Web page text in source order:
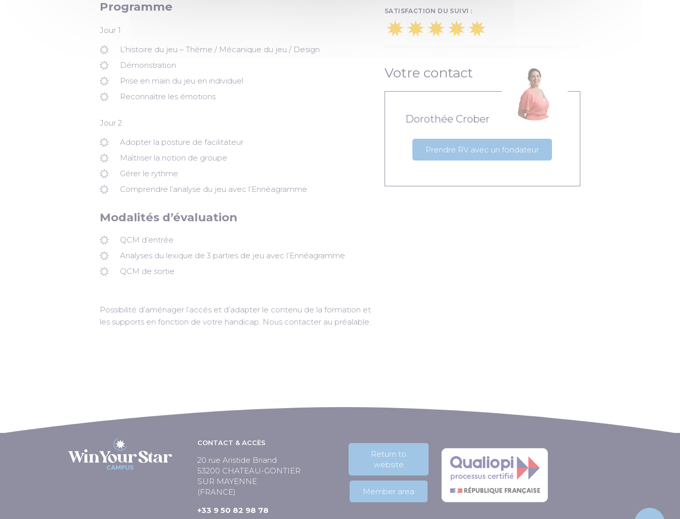
Programme
Jour 1
L’histoire du jeu – Thème / Mécanique du jeu / Design
Démonstration
Prise en main du jeu en individuel
Reconnaître les émotions
Jour 2
Adopter la posture de facilitateur
Maîtriser la notion de groupe
Gérer le rythme
Comprendre l’analyse du jeu avec l’Ennéagramme
Modalités d’évaluation
QCM d’entrée
Analyses du lexique de 3 parties de jeu avec l’Ennéagramme
QCM de sortie
Possibilité d’aménager l’accès et d’adapter le contenu de la formation et
les supports en fonction de votre handicap. Nous contacter au préalable.
SATISFACTION DU SUIVI :
Votre contact
Dorothée Crober
Prendre RV avec un fondateur
CONTACT & ACCÈS
20 rue Aristide Briand
53200 CHATEAU-GONTIER
SUR MAYENNE
(FRANCE)
+33 9 50 82 98 78
Return to
website
Member area